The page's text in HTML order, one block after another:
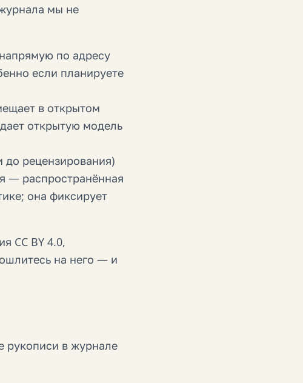
мы не
напрямую по адресу
если планируете
в открытом
открытую модель
до рецензирования)
— распространённая
она фиксирует
CC BY 4.0,
на него — и
рукописи в журнале